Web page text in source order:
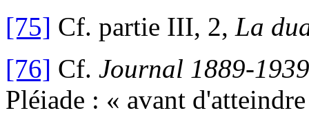
[75] Cf. partie III, 2, La
[76] Cf. Journal 1889-1939
Pléiade : « avant